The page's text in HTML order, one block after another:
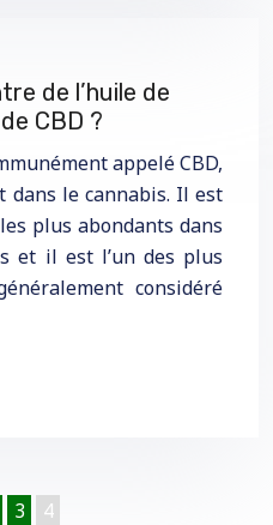
de l’huile de
CBD ?
appelé CBD,
dans le cannabis. Il est
plus abondants dans
et il est l’un des plus
considéré
3 4